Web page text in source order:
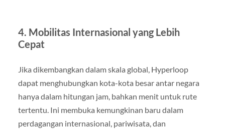
4. Mobilitas Internasional yang Lebih
Cepat
Jika dikembangkan dalam skala global, Hyperloop
dapat menghubungkan kota-kota besar antar negara
hanya dalam hitungan jam, bahkan menit untuk rute
tertentu. Ini membuka kemungkinan baru dalam
perdagangan internasional, pariwisata, dan